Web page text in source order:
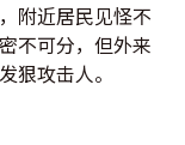
附近居民见怪不
不可分，但外来
狠攻击人。